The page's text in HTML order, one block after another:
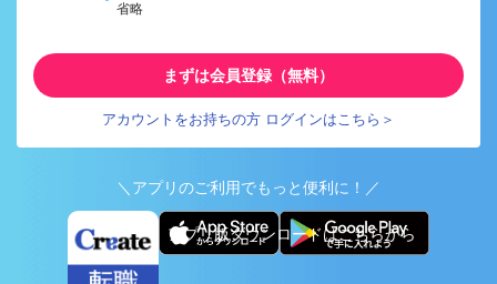
省略
まずは会員登録（無料）
アカウントをお持ちの方 ログインはこちら＞
＼アプリのご利用でもっと便利に！／
アプリ版ダウンロードはこちらから